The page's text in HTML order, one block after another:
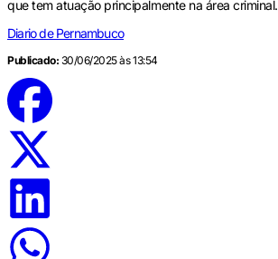
que tem atuação principalmente na área criminal.
Diario de Pernambuco
Publicado: 30/06/2025 às 13:54